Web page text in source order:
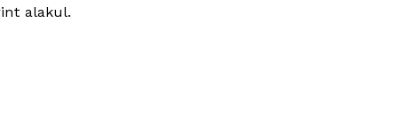
alakul.